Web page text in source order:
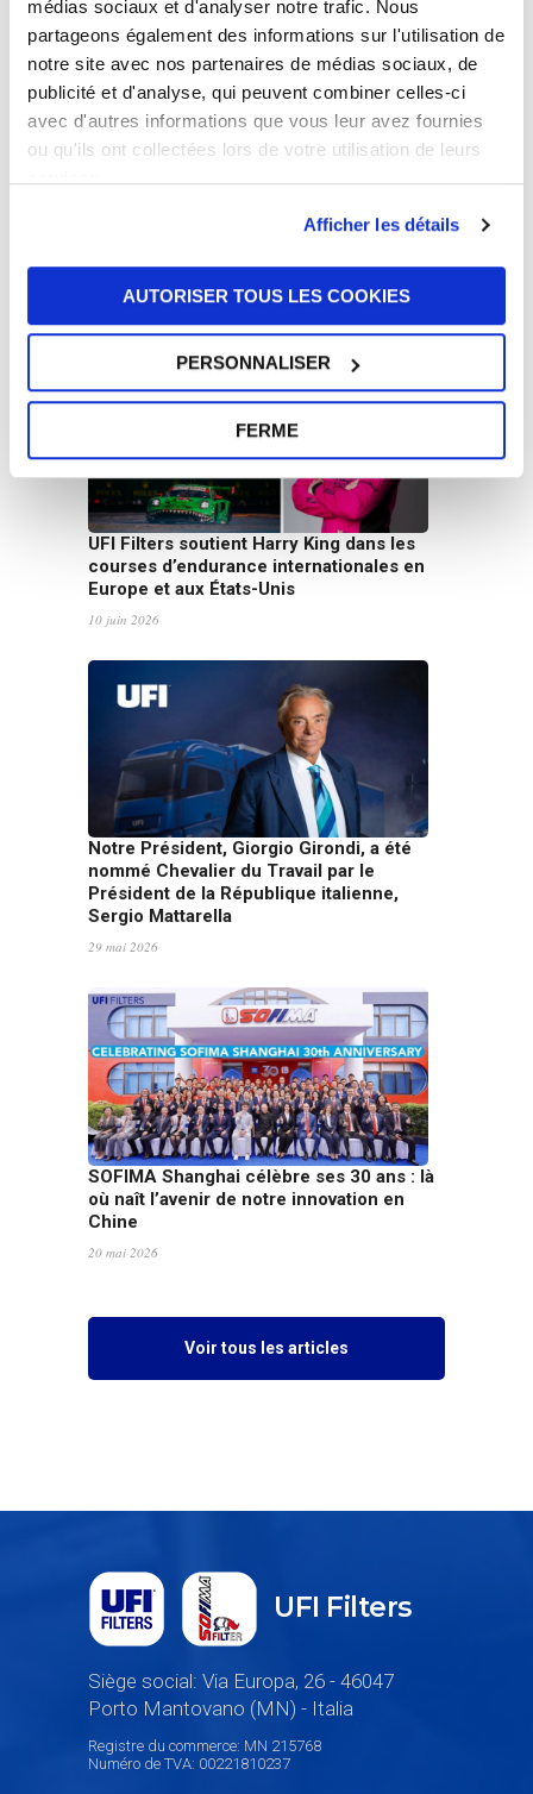
médias sociaux et d'analyser notre trafic. Nous
partageons également des informations sur l'utilisation de
notre site avec nos partenaires de médias sociaux, de
publicité et d'analyse, qui peuvent combiner celles-ci
avec d'autres informations que vous leur avez fournies
ou qu'ils ont collectées lors de votre utilisation de leurs
Afficher les détails
AUTORISER TOUS LES COOKIES
PERSONNALISER
FERME
22 juin 2026
Le Groupe UFI publie son Rapport de
Développement Durable 2025 : une
croissance tournée vers l’avenir
UFI Filters soutient Harry King dans les
courses d’endurance internationales en
Europe et aux États-Unis
10 juin 2026
Notre Président, Giorgio Girondi, a été
nommé Chevalier du Travail par le
Président de la République italienne,
Sergio Mattarella
29 mai 2026
SOFIMA Shanghai célèbre ses 30 ans : là
où naît l’avenir de notre innovation en
Chine
20 mai 2026
Voir tous les articles
UFI Filters
Siège social: Via Europa, 26 - 46047
Porto Mantovano (MN) - Italia
Registre du commerce: MN 215768
Numéro de TVA: 00221810237